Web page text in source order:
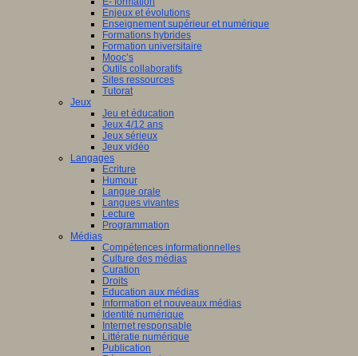
Enjeux et évolutions
Enseignement supérieur et numérique
Formations hybrides
Formation universitaire
Mooc’s
Outils collaboratifs
Sites ressources
Tutorat
Jeux
Jeu et éducation
Jeux 4/12 ans
Jeux sérieux
Jeux vidéo
Langages
Ecriture
Humour
Langue orale
Langues vivantes
Lecture
Programmation
Médias
Compétences informationnelles
Culture des médias
Curation
Droits
Education aux médias
Information et nouveaux médias
Identité numérique
Internet responsable
Littératie numérique
Publication